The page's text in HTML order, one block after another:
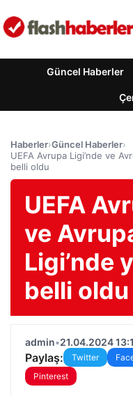
Güncel Haberler
Haberler›Güncel Haberler›
UEFA Avrupa Ligi’nde ve
belli oldu
UEFA
ve
Ligi’nde
belli oldu
admin•21.04.2024
Paylaş: Twitter
Pinterest